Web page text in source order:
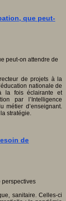
que peut-
de projets à la
nationale de
la fois éclairante et
par l’Intelligence
métier d’enseignant.
stratégie.
de
sanitaire. Celles-ci